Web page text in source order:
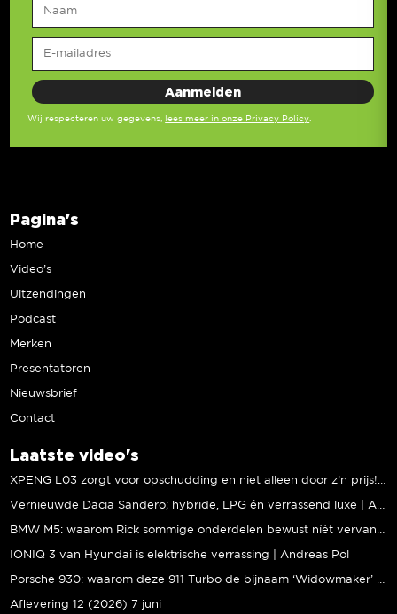
Wij respecteren uw gegevens, lees meer in onze Privacy Policy.
Pagina's
Home
Video’s
Uitzendingen
Podcast
Merken
Presentatoren
Nieuwsbrief
Contact
Laatste video's
IONIQ 3 van Hyundai is elektrische verrassing | Andreas Pol
Aflevering 12 (2026) 7 juni